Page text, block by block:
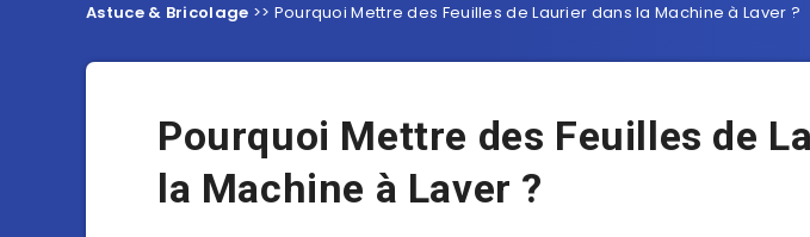
Astuce & Bricolage >> Pourquoi Mettre des Feuilles de Laurier dans la Machine à Laver ?
Pourquoi Mettre des Feuilles de
la Machine à Laver ?